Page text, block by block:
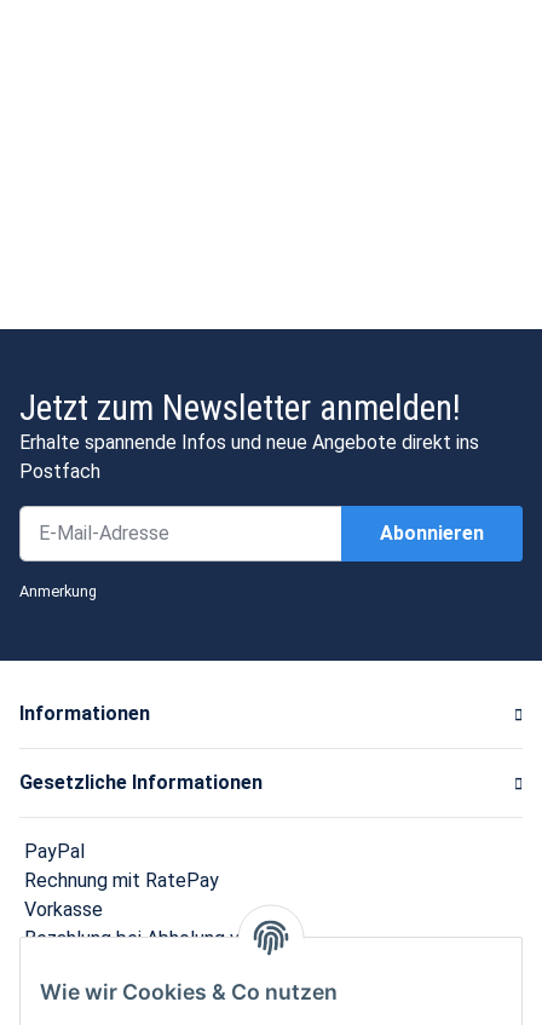
Wie wir Cookies & Co nutzen
Jetzt zum Newsletter anmelden!
Erhalte spannende Infos und neue Angebote direkt ins
Postfach
Abonnieren
Newsletter Abonnieren
Anmerkung
Informationen
Gesetzliche Informationen
PayPal
Rechnung mit RatePay
Vorkasse
Bezahlung bei Abholung vor Ort
Versand in 1-3 Werktagen innerhalb Deutschlands